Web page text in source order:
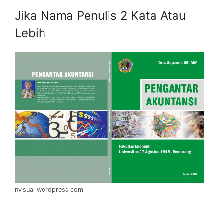
Jika Nama Penulis 2 Kata Atau
Lebih
nvisual wordpress com